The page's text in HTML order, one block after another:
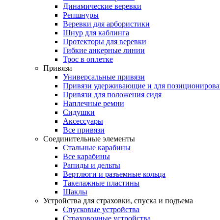
Динамические веревки
Репшнуры
Веревки для арбористики
Шнур для каблинга
Протекторы для веревки
Гибкие анкерные линии
Трос в оплетке
Привязи
Универсальные привязи
Привязи удерживающие и для
Привязи для положения сидя
Наплечные ремни
Сидушки
Аксессуары
Все привязи
Соединительные элементы
Стальные карабины
Все карабины
Рапиды и дельты
Вертлюги и разъемные кольца
Такелажные пластины
Шаклы
Устройства для страховки, спуска и подъема
Спусковые устройства
Страховочные устройства